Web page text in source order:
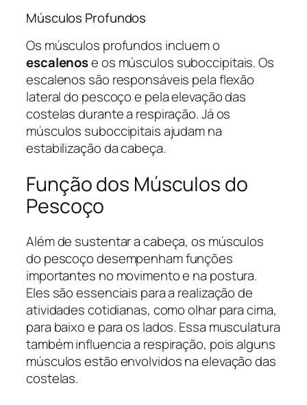
Músculos Profundos
Os músculos profundos incluem o
escalenose os músculos suboccipitais. Os
escalenos são responsáveis pela flexão
lateral do pescoço e pela elevação das
costelas durante a respiração. Já os
músculos suboccipitais ajudam na
estabilização da cabeça.
Função dos Músculos do
Pescoço
Além de sustentar a cabeça, os músculos
do pescoço desempenham funções
importantes no movimento e na postura.
Eles são essenciais para a realização de
atividades cotidianas, como olhar para cima,
para baixo e para os lados. Essa musculatura
também influencia a respiração, pois alguns
músculos estão envolvidos na elevação das
costelas.